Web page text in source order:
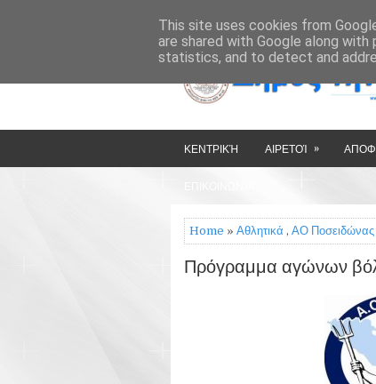
HOME ΔΉΜΟΣ ΤΉΝΟΥ » »
ΚΕΝΤΡΙΚΉ ΑΙΡΕΤΟΊ »
Home » Αθλητικά , ΑΟ Ποσειδώνας
Πρόγραμμα αγώνων
This site uses cookies from
are shared with Google along
statistics, and to detect and